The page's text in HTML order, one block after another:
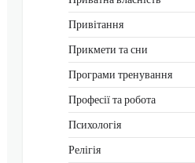
Привітання
Прикмети та сни
Програми тренування
Професії та робота
Психологія
Релігія